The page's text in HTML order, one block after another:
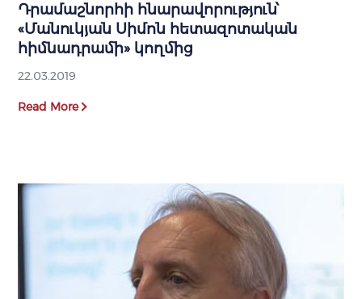
Դրամաշնորհի հնարավորություն՝
«Մանուկյան Սիմոն հետազոտական
հիմնադրամի» կողմից
22.03.2019
Read More